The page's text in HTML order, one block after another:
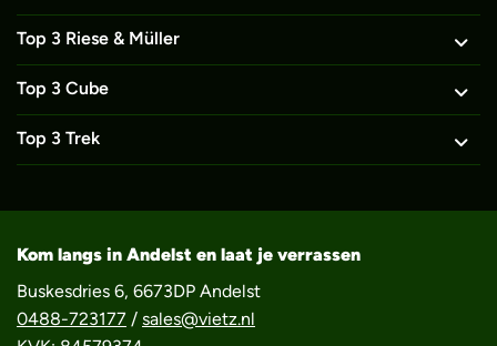
Top 3 Riese & Müller
Top 3 Cube
Top 3 Trek
Kom langs in Andelst en laat je verrassen
Buskesdries 6, 6673DP Andelst
0488-723177 / sales@vietz.nl